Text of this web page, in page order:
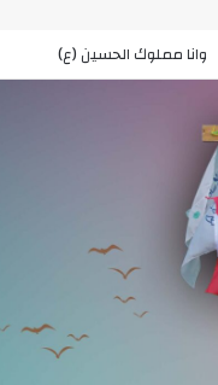
A touch of Magic